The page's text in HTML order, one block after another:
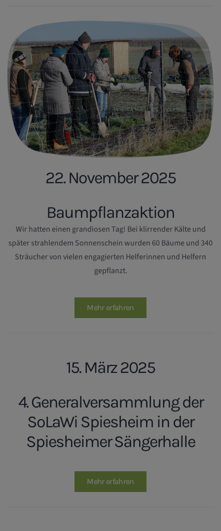
22. November 2025
Baumpflanzaktion
Wir hatten einen grandiosen Tag! Bei klirrender Kälte und
später strahlendem Sonnenschein wurden 60 Bäume und 340
Sträucher von vielen engagierten Helferinnen und Helfern
gepflanzt.
Mehr erfahren
15. März 2025
4. Generalversammlung der
SoLaWi Spiesheim in der
Spiesheimer Sängerhalle
Mehr erfahren